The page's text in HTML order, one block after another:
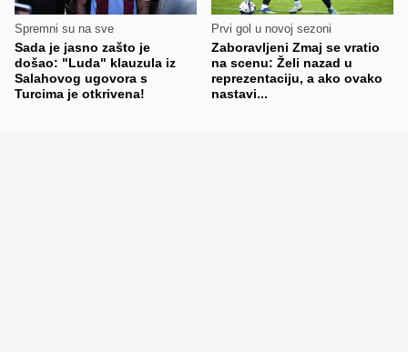
Spremni su na sve
Sada je jasno zašto je
došao: "Luda" klauzula iz
Salahovog ugovora s
Turcima je otkrivena!
Prvi gol u novoj sezoni
Zaboravljeni Zmaj se vratio
na scenu: Želi nazad u
reprezentaciju, a ako ovako
nastavi...